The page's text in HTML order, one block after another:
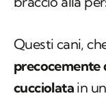
Questi cani,
precocemente
cucciolata in